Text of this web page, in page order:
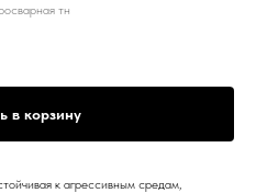
тн
в корзину
к агрессивным средам,